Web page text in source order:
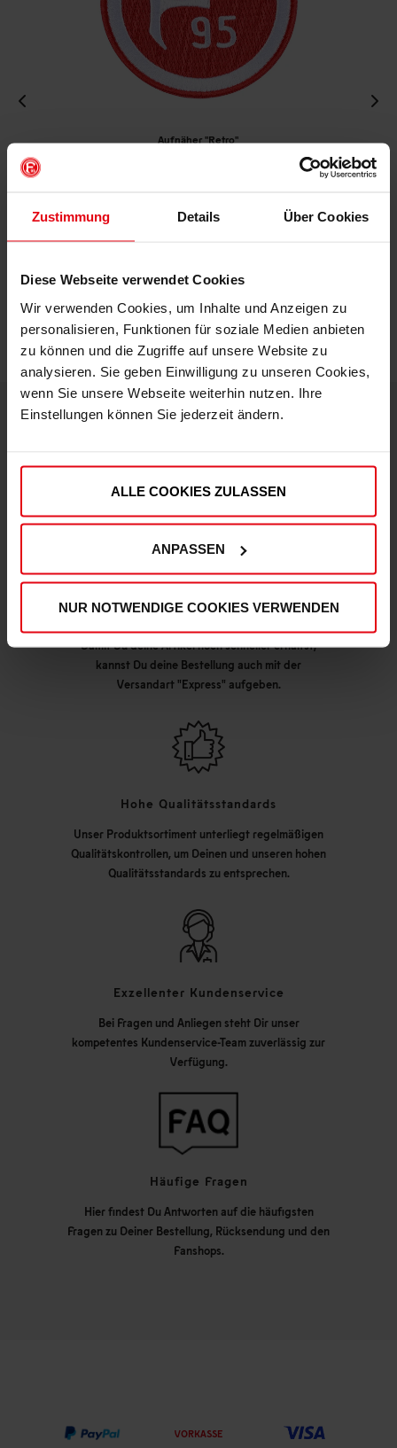
Zustimmung Details Über Cookies
Diese Webseite verwendet Cookies
Wir verwenden Cookies, um Inhalte und Anzeigen zu
personalisieren, Funktionen für soziale Medien anbieten
zu können und die Zugriffe auf unsere Website zu
analysieren. Sie geben Einwilligung zu unseren Cookies,
wenn Sie unsere Webseite weiterhin nutzen. Ihre
Einstellungen können Sie jederzeit ändern.
ALLE COOKIES ZULASSEN
ANPASSEN
NUR NOTWENDIGE COOKIES VERWENDEN
Aufnäher "Retro"
IN DEN WARENKORB
Express Lieferung möglich
Damit Du deine Artikel noch schneller erhältst,
kannst Du deine Bestellung auch mit der
Versandart "Express" aufgeben.
Hohe Qualitätsstandards
Unser Produktsortiment unterliegt regelmäßigen
Qualitätskontrollen, um Deinen und unseren hohen
Qualitätsstandards zu entsprechen.
Exzellenter Kundenservice
Bei Fragen und Anliegen steht Dir unser
kompetentes Kundenservice-Team zuverlässig zur
Verfügung.
Häufige Fragen
Hier findest Du Antworten auf die häufigsten
Fragen zu Deiner Bestellung, Rücksendung und den
Fanshops.
VORKASSE